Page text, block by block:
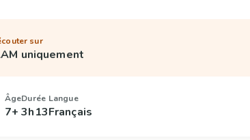
sur
uniquement
Âge
7+
Durée
3h13
Langue
Français